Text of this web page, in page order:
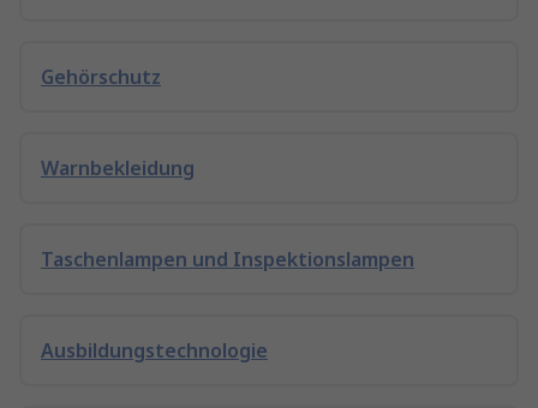
Gehörschutz
Warnbekleidung
Taschenlampen und Inspektionslampen
Ausbildungstechnologie